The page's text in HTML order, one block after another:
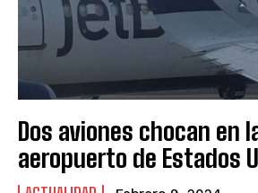
Dos aviones chocan en
aeropuerto de Estados